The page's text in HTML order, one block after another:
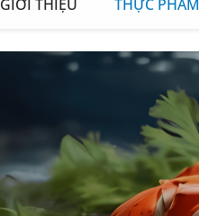
GIỚI THIỆU THỰC PHẨM